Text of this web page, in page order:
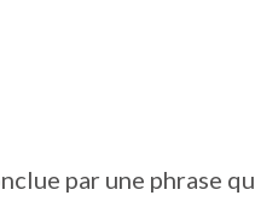
par une phrase